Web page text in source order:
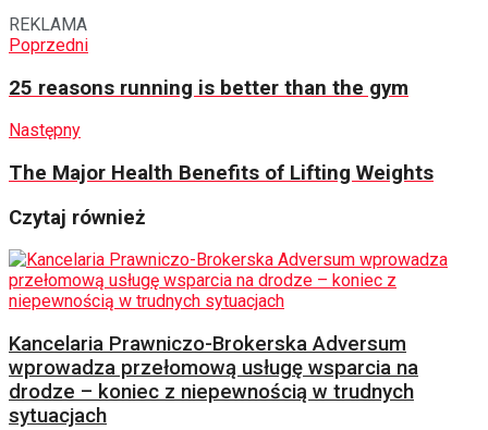
REKLAMA
Poprzedni
25 reasons running is better than the gym
Następny
The Major Health Benefits of Lifting Weights
Czytaj również
Kancelaria Prawniczo-Brokerska Adversum
wprowadza przełomową usługę wsparcia na
drodze – koniec z niepewnością w trudnych
sytuacjach